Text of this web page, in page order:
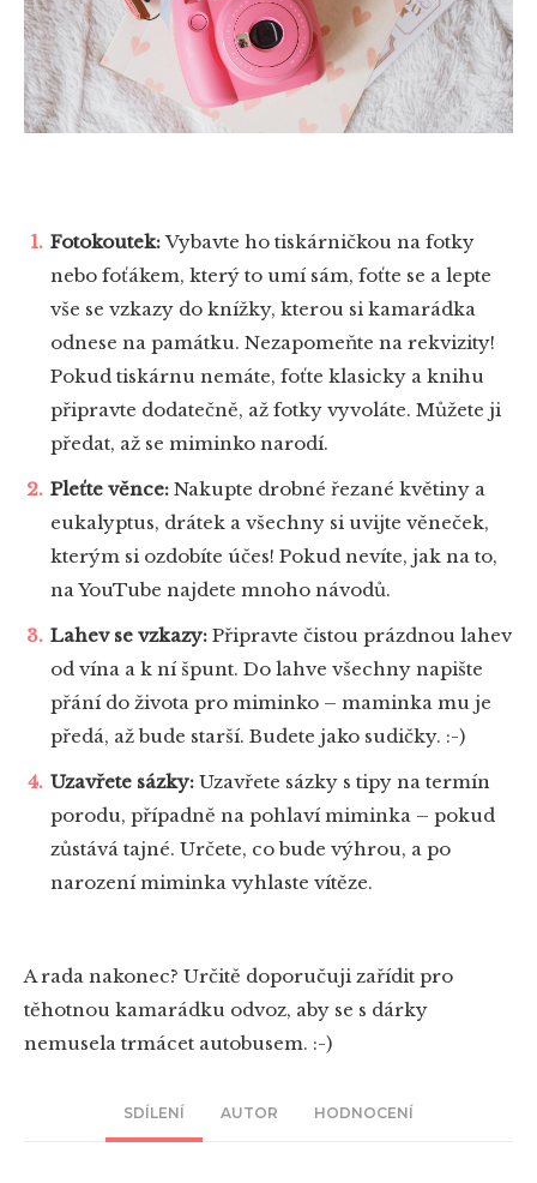
SDÍLENÍ AUTOR HODNOCENÍ
Fotokoutek:Vybavte ho tiskárničkou na fotky
nebo foťákem, který to umí sám, foťte se a lepte
vše se vzkazy do knížky, kterou si kamarádka
odnese na památku. Nezapomeňte na rekvizity!
Pokud tiskárnu nemáte, foťte klasicky a knihu
připravte dodatečně, až fotky vyvoláte. Můžete ji
předat, až se miminko narodí.
Pleťte věnce: Nakupte drobné řezané květiny a
eukalyptus, drátek a všechny si uvijte věneček,
kterým si ozdobíte účes! Pokud nevíte, jak na to,
na YouTube najdete mnoho návodů.
Lahev se vzkazy: Připravte čistou prázdnou lahev
od vína a k ní špunt. Do lahve všechny napište
přání do života pro miminko – maminka mu je
předá, až bude starší. Budete jako sudičky. :-)
Uzavřete sázky: Uzavřete sázky s tipy na termín
porodu, případně na pohlaví miminka – pokud
zůstává tajné. Určete, co bude výhrou, a po
narození miminka vyhlaste vítěze.
A rada nakonec? Určitě doporučuji zařídit pro
těhotnou kamarádku odvoz, aby se s dárky
nemusela trmácet autobusem. :-)